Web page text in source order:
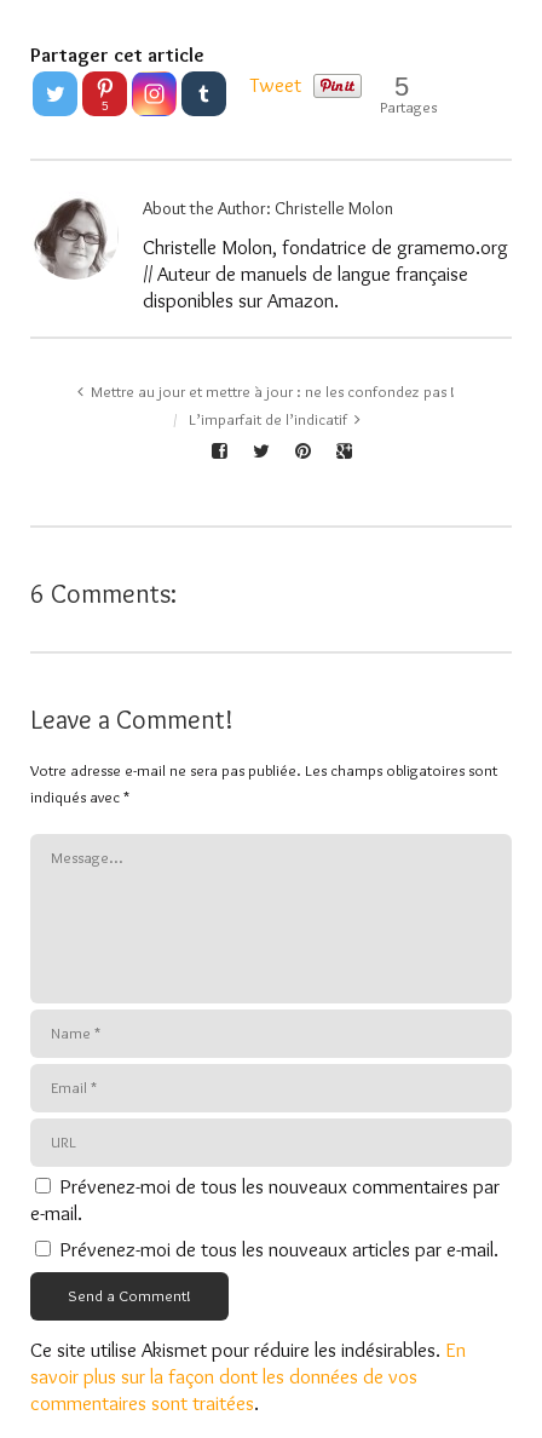
Partager cet article
5
Tweet 5
Partages
About the Author: Christelle Molon
Christelle Molon, fondatrice de gramemo.org
// Auteur de manuels de langue française
disponibles sur Amazon.
Mettre au jour et mettre à jour : ne les confondez pas !
L’imparfait de l’indicatif
6 Comments:
Leave a Comment!
Votre adresse e-mail ne sera pas publiée. Les champs obligatoires sont
indiqués avec*
Prévenez-moi de tous les nouveaux commentaires par
e-mail.
Prévenez-moi de tous les nouveaux articles par e-mail.
Send a Comment!
Ce site utilise Akismet pour réduire les indésirables. En
savoir plus sur la façon dont les données de vos
commentaires sont traitées.